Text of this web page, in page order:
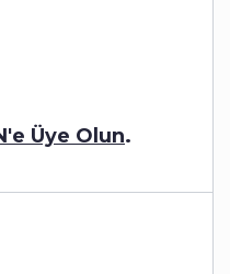
Üye Olun.